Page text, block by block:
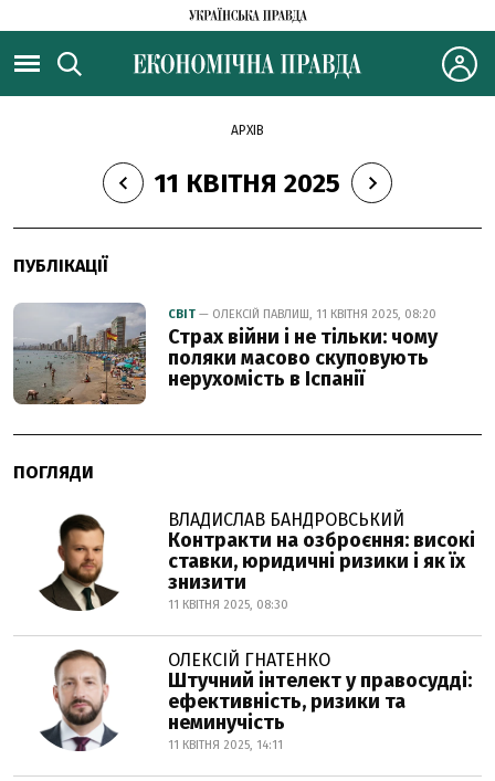
АРХІВ
11 КВІТНЯ 2025
ПУБЛІКАЦІЇ
СВІТ — ОЛЕКСІЙ ПАВЛИШ, 11 КВІТНЯ 2025, 08:20
Страх війни і не тільки: чому
поляки масово скуповують
нерухомість в Іспанії
ПОГЛЯДИ
ВЛАДИСЛАВ БАНДРОВСЬКИЙ
Контракти на озброєння: високі
ставки, юридичні ризики і як їх
знизити
11 КВІТНЯ 2025, 08:30
ОЛЕКСІЙ ГНАТЕНКО
Штучний інтелект у правосудді:
ефективність, ризики та
неминучість
11 КВІТНЯ 2025, 14:11